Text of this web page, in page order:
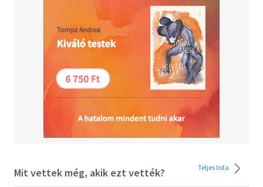
Mit vettek még, akik ezt vették? Teljes lista